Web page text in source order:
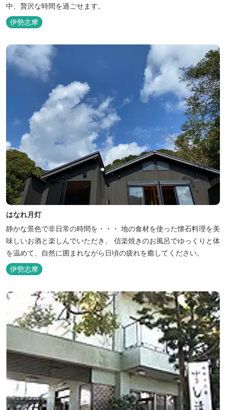
中、贅沢な時間を過ごせます。
伊勢志摩
はなれ月灯
静かな景色で非日常の時間を・・・ 地の食材を使った懐石料理を美
味しいお酒と楽しんでいただき、 信楽焼きのお風呂でゆっくりと体
を温めて、自然に囲まれながら日頃の疲れを癒してください。
伊勢志摩